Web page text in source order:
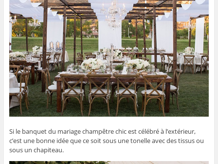
Si le banquet du mariage champêtre chic est célébré à l’extérieur,
c’est une bonne idée que ce soit sous une tonelle avec des tissus ou
sous un chapiteau.